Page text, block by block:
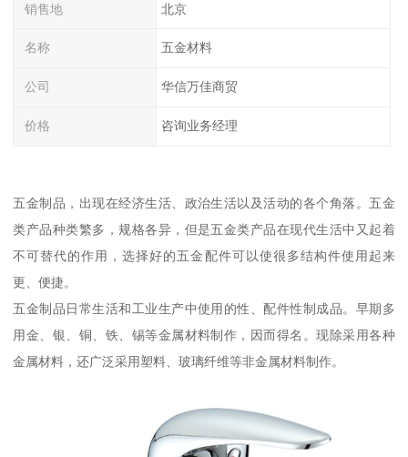
销售地 北京
名称 五金材料
公司 华信万佳商贸
价格 咨询业务经理
五金制品，出现在经济生活、政治生活以及活动的各个角落。五金
类产品种类繁多，规格各异，但是五金类产品在现代生活中又起着
不可替代的作用，选择好的五金配件可以使很多结构件使用起来
更、便捷。
五金制品日常生活和工业生产中使用的性、配件性制成品。早期多
用金、银、铜、铁、锡等金属材料制作，因而得名。现除采用各种
金属材料，还广泛采用塑料、玻璃纤维等非金属材料制作。